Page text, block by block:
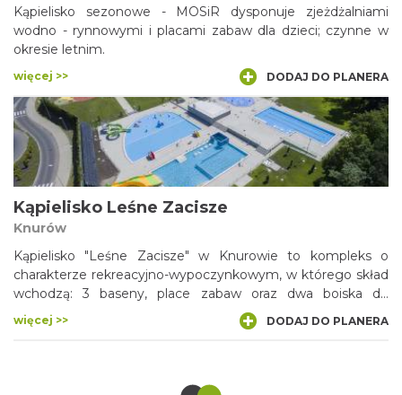
atrakcje turystyczne przy szlaku kajakowym. Oznakowano
również Wartę na odcinku od miejscowości Kule (ujście
Liswarty), aż do Działoszyna, którym można kontynuować
spływ kajakowy rozpoczęty na Liswarcie.
Kąpielisko sezonowe - MOSiR dysponuje zjeżdżalniami
wodno - rynnowymi i placami zabaw dla dzieci; czynne w
okresie letnim.
więcej >> DODAJ DO PLANERA
Kąpielisko Leśne Zacisze
Knurów
Kąpielisko "Leśne Zacisze" w Knurowie to kompleks o
charakterze rekreacyjno-wypoczynkowym, w którego skład
wchodzą: 3 baseny, place zabaw oraz dwa boiska do
siatkówki plażowej.
więcej >> DODAJ DO PLANERA